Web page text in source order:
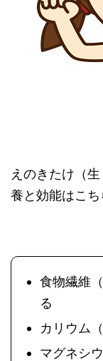
えのきたけ（
養と効能はこち
食物繊維
る
カリウム
マグネシ